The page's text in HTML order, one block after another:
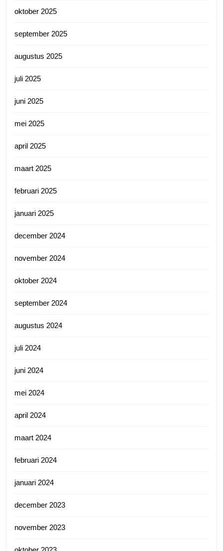
oktober 2025
september 2025
augustus 2025
juli 2025
juni 2025
mei 2025
april 2025
maart 2025
februari 2025
januari 2025
december 2024
november 2024
oktober 2024
september 2024
augustus 2024
juli 2024
juni 2024
mei 2024
april 2024
maart 2024
februari 2024
januari 2024
december 2023
november 2023